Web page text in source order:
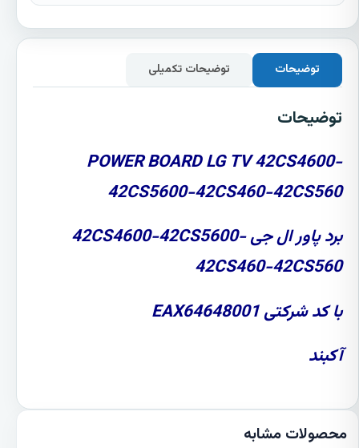
توضیحات توضیحات تکمیلی
توضیحات
POWER BOARD LG TV 42CS4600-
42CS5600-42CS460-42CS560
برد پاور ال جی 42CS4600-42CS5600-
42CS460-42CS560
با کد شرکتی EAX64648001
آکبند
محصولات مشابه